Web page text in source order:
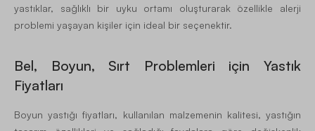
yastıklar, sağlıklı bir uyku ortamı oluşturarak özellikle alerji
problemi yaşayan kişiler için ideal bir seçenektir.
Bel, Boyun, Sırt Problemleri için Yastık
Fiyatları
Boyun yastığı fiyatları, kullanılan malzemenin kalitesi, yastığın